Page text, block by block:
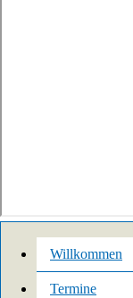
Willkommen
Termine